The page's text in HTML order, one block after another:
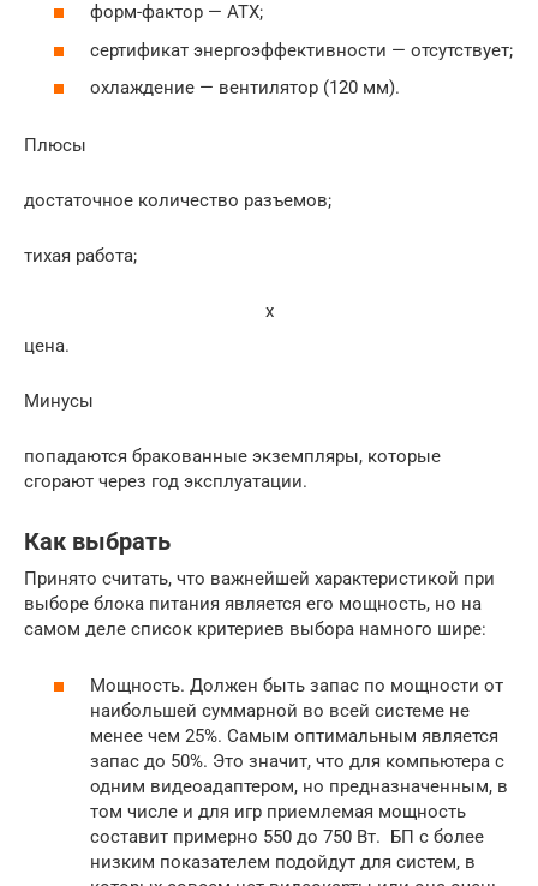
форм-фактор — АТХ;
сертификат энергоэффективности — отсутствует;
охлаждение — вентилятор (120 мм).
Плюсы
достаточное количество разъемов;
тихая работа;
x
цена.
Минусы
попадаются бракованные экземпляры, которые
сгорают через год эксплуатации.
Как выбрать
Принято считать, что важнейшей характеристикой при
выборе блока питания является его мощность, но на
самом деле список критериев выбора намного шире:
Мощность. Должен быть запас по мощности от
наибольшей суммарной во всей системе не
менее чем 25%. Самым оптимальным является
запас до 50%. Это значит, что для компьютера с
одним видеоадаптером, но предназначенным, в
том числе и для игр приемлемая мощность
составит примерно 550 до 750 Вт. БП с более
низким показателем подойдут для систем, в